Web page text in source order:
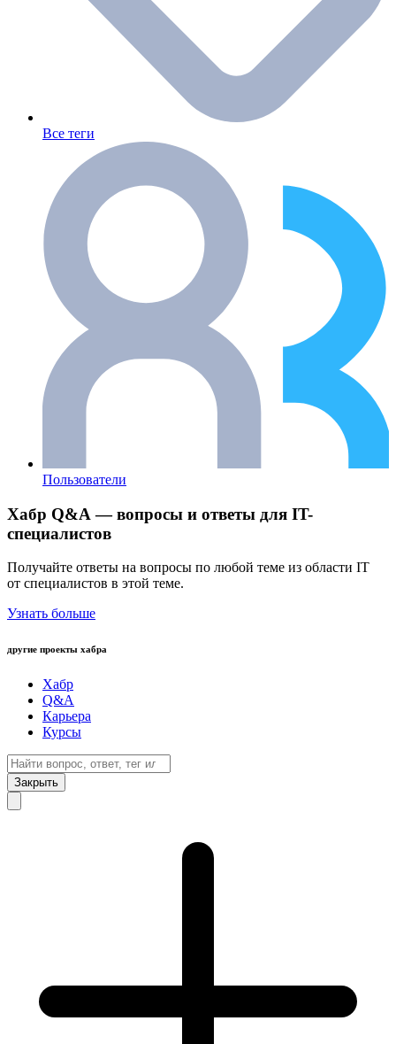
Все теги
Пользователи
Хабр Q&A — вопросы и ответы для IT-
специалистов
Получайте ответы на вопросы по любой теме из области IT
от специалистов в этой теме.
Узнать больше
другие проекты хабра
Хабр
Q&A
Карьера
Курсы
Закрыть